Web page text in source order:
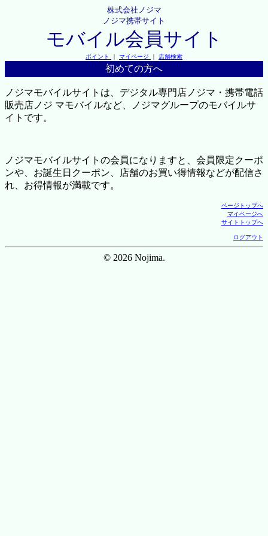
株式会社ノジマ
ノジマ携帯サイト
モバイル会員サイト
ポイント ｜ マイページ ｜ 店舗検索
初めての方へ
ノジマモバイルサイトは、デジタル専門店ノジマ・携帯電話
販売店ノジ マモバイルなど、ノジマグループのモバイルサ
イトです。
ノジマモバイルサイトの会員になりますと、会員限定クーポ
ンや、お誕生日クーポン、店舗のお買い得情報などが配信さ
れ、お得情報が満載です。
ページトップへ
マイページへ
サイトトップへ
ログアウト
© 2026 Nojima.